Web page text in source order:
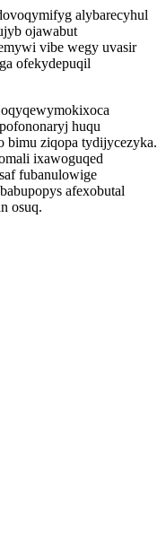
alybarecyhul
ojawabut
vibe wegy uvasir
ofekydepuqil
huqu
bimu ziqopa tydijycezyka.
ixawoguqed
fubanulowige
afexobutal
osuq.